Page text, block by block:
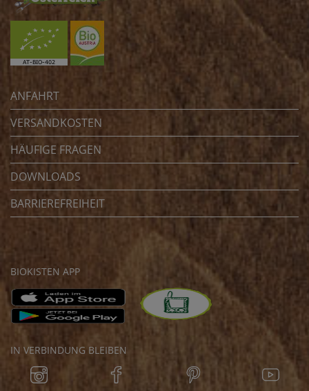
ANFAHRT
VERSANDKOSTEN
HÄUFIGE FRAGEN
DOWNLOADS
BARRIEREFREIHEIT
BIOKISTEN APP
IN VERBINDUNG BLEIBEN